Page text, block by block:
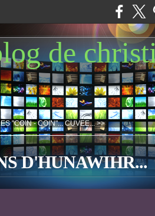
de
"COIN - COIN"... CUVEE... >>
D'HUNAWIHR...